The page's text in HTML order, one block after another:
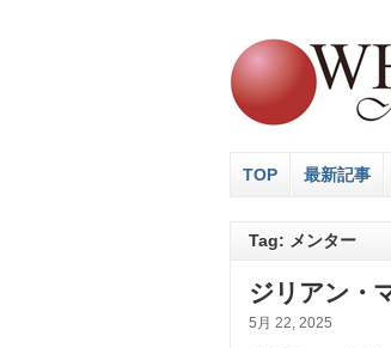
TOP 最新記事
Tag: メンター
ジリアン・
5月 22, 2025